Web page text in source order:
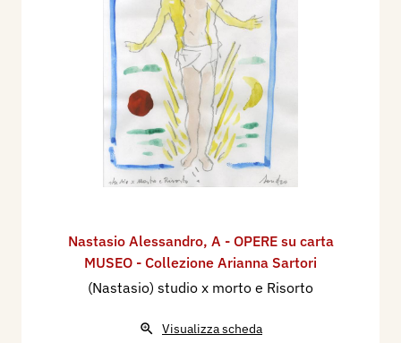
Nastasio Alessandro, A - OPERE su carta
MUSEO - Collezione Arianna Sartori
(Nastasio) studio x morto e Risorto
Visualizza scheda